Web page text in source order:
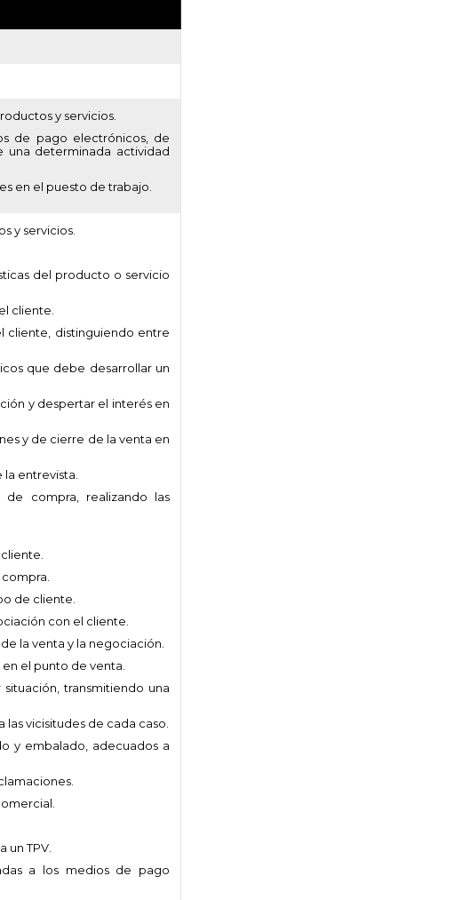
y servicios.
de pago electrónicos, de
una determinada actividad
en el puesto de trabajo.
y servicios.
del producto o servicio
cliente.
cliente, distinguiendo entre
que debe desarrollar un
y despertar el interés en
y de cierre de la venta en
entrevista.
compra, realizando las
de cliente.
con el cliente.
la venta y la negociación.
el punto de venta.
transmitiendo una
vicisitudes de cada caso.
y embalado, adecuados a
un TPV.
a los medios de pago